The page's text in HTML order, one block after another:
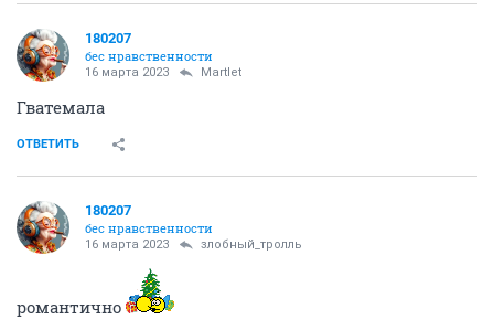
180207
бес нравственности
16 марта 2023 Мartlet
Гватемала
ОТВЕТИТЬ
180207
бес нравственности
16 марта 2023 злобный_тролль
романтично